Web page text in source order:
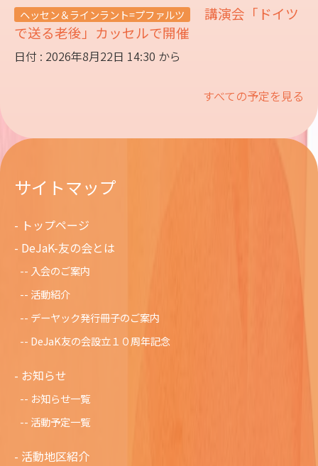
ヘッセン＆ラインラント=プファルツ
講演会「ドイツ
で送る老後」カッセルで開催
日付 : 2026年8月22日 14:30 から
すべての予定を見る
サイトマップ
トップページ
DeJaK-友の会とは
入会のご案内
活動紹介
デーヤック発行冊子のご案内
DeJaK友の会設立１０周年記念
お知らせ
お知らせ一覧
活動予定一覧
活動地区紹介